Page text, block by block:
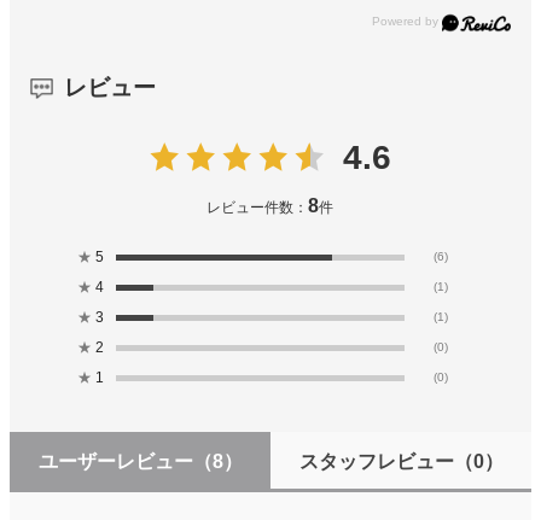
レビュー
4.6
レビュー件数：8件
★ 5 (6)
★ 4 (1)
★ 3 (1)
★ 2 (0)
★ 1 (0)
ユーザーレビュー （8） スタッフレビュー（0）